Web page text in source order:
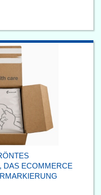
DAS ECOMMERCE